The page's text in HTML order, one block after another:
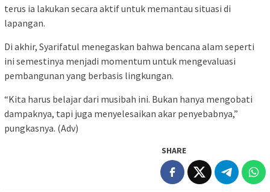
terus ia lakukan secara aktif untuk memantau situasi di
lapangan.
Di akhir, Syarifatul menegaskan bahwa bencana alam seperti
ini semestinya menjadi momentum untuk mengevaluasi
pembangunan yang berbasis lingkungan.
“Kita harus belajar dari musibah ini. Bukan hanya mengobati
dampaknya, tapi juga menyelesaikan akar penyebabnya,”
pungkasnya. (Adv)
SHARE